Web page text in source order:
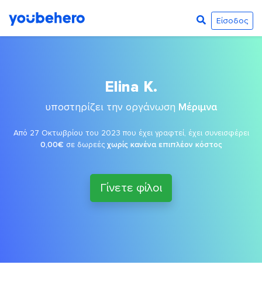
Είσοδος
Elina K.
υποστηρίζει την οργάνωση Μέριμνα
Από 27 Οκτωβρίου του 2023 που έχει γραφτεί, έχει συνεισφέρει
0,00€ σε δωρεές χωρίς κανένα επιπλέον κόστος
Γίνετε φίλοι